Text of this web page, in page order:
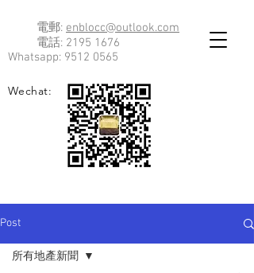
電郵: enblocc@outlook.com
電話: 2195 1676
Whatsapp: 9512 0565
Wechat:
Post
所有地產新聞